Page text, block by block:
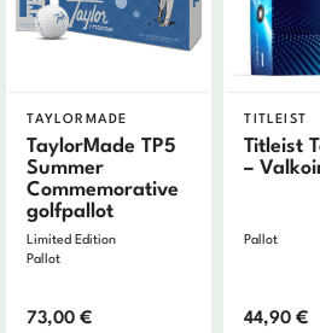
TAYLORMADE
TaylorMade TP5
Summer
Commemorative
golfpallot
Limited Edition
Pallot
73,00€
TITLEIST
Titleist
–
Pallot
44,90€